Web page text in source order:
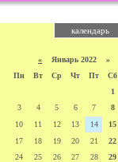
календарь
« Январь 2022 »
Пн
Вт Ср Чт Пт Сб
1
3
4 5 6 7 8
10
11 12 13 14 15
17
18 19 20 21 22
24
25 26 27 28 29